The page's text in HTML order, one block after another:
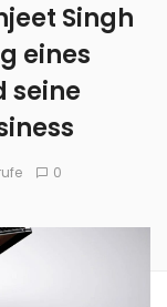
Singh
eines
seine
0